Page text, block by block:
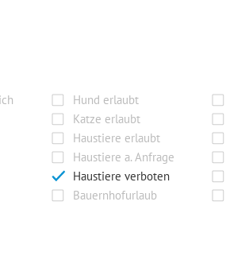
Hund erlaubt
Katze erlaubt
Haustiere erlaubt
Haustiere a. Anfrage
Haustiere verboten
Bauernhofurlaub